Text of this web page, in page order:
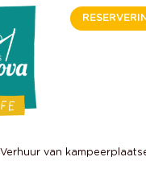
Verhuur van